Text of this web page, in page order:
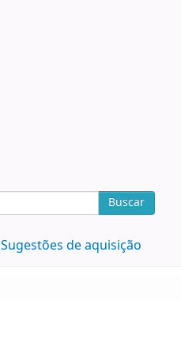
Buscar
Sugestões de aquisição